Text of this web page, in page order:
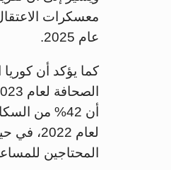
عام 2025.
أن 42% من
لعام
المحتاجين للمساعدات